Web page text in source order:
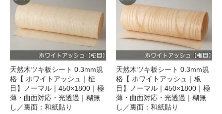
天然木ツキ板シート 0.3mm規
格【 ホワイトアッシュ｜柾
目】ノーマル｜450×1800｜極
薄・曲面対応・光透過｜糊無
し／裏面：和紙貼り
天然木ツキ板シート 0.3mm規
格【 ホワイトアッシュ｜板
目】ノーマル｜450×1800｜極
薄・曲面対応・光透過｜糊無
し／裏面：和紙貼り